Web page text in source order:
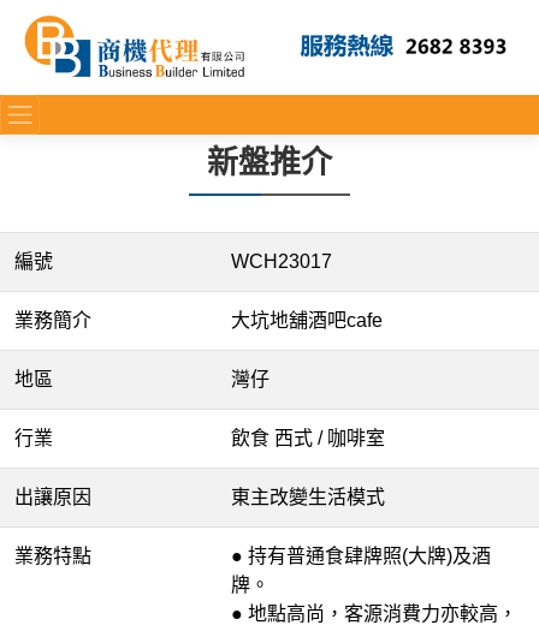
新盤推介
編號 WCH23017
業務簡介 大坑地舖酒吧cafe
地區 灣仔
行業 飲食 西式 / 咖啡室
出讓原因 東主改變生活模式
業務特點
● 持有普通食肆牌照(大牌)及酒
牌。
● 地點高尚，客源消費力亦較高，